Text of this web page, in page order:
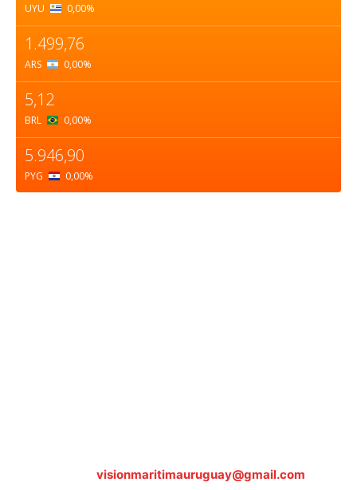
UYU 0,00%
1.499,76
ARS 0,00%
5,12
BRL 0,00%
5.946,90
PYG 0,00%
visionmaritimauruguay@gmail.com